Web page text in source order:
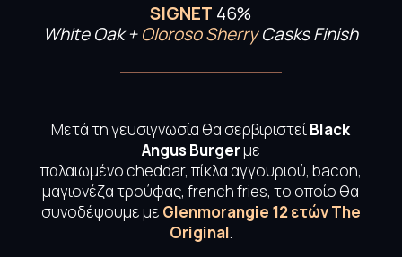
SIGNET 46%
White Oak +Oloroso SherryCasks Finish
Μετά τη γευσιγνωσία θα σερβιριστείBlack
Angus Burgerμε
παλαιωμένο cheddar, πίκλα αγγουριού, bacon,
μαγιονέζα τρούφας, french fries,το οποίο θα
συνοδέψουμε με Glenmorangie 12 ετών The
Original.